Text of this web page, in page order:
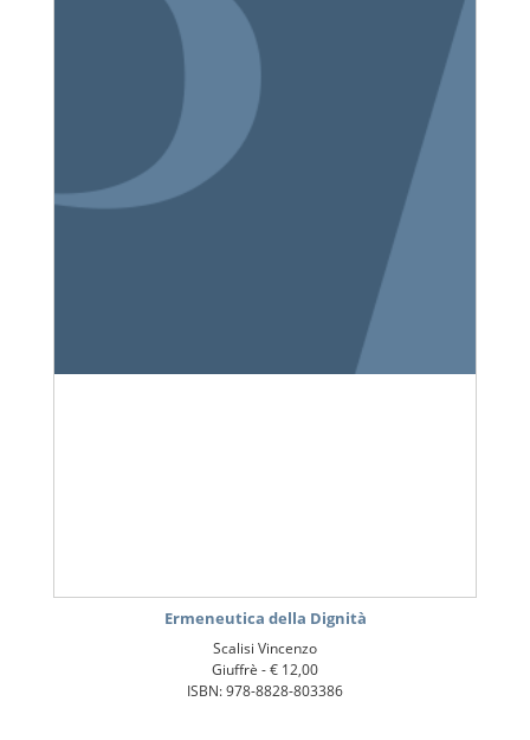
Ermeneutica della Dignità
Scalisi Vincenzo
Giuffrè -€ 12,00
ISBN: 978-8828-803386